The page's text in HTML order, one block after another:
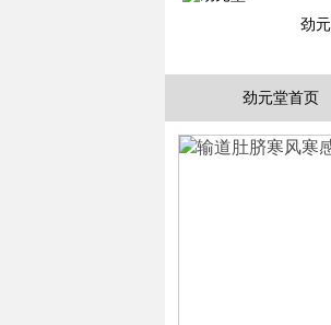
劲
劲元堂首页